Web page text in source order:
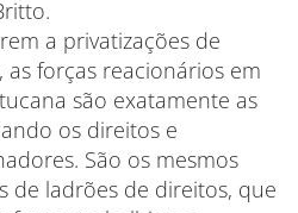
a privatizações de
as forças reacionários em
são exatamente as
os direitos e
São os mesmos
de ladrões de direitos, que